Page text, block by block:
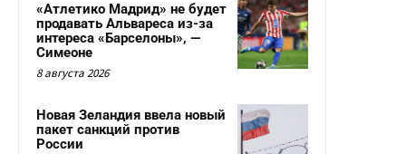
«Атлетико Мадрид» не будет
продавать Альвареса из-за
интереса «Барселоны», —
Симеоне
8 августа 2026
Новая Зеландия ввела новый
пакет санкций против
России